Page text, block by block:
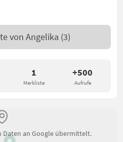
1
Merkliste
+500
Aufrufe
von Angelika (3)
Daten an Google übermittelt.